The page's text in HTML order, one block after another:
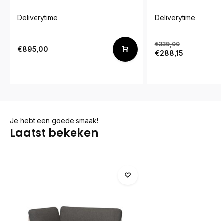
Deliverytime
€895,00
Deliverytime
€339,00
€288,15
Je hebt een goede smaak!
Laatst bekeken